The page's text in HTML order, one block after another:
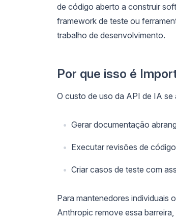
de código aberto a construir
framework de teste ou
trabalho de desenvolvimento.
Por que isso é
O custo de uso da API de IA se
Gerar documentação
Executar revisões de
Criar casos de teste com
Para mantenedores individuais
Anthropic remove essa